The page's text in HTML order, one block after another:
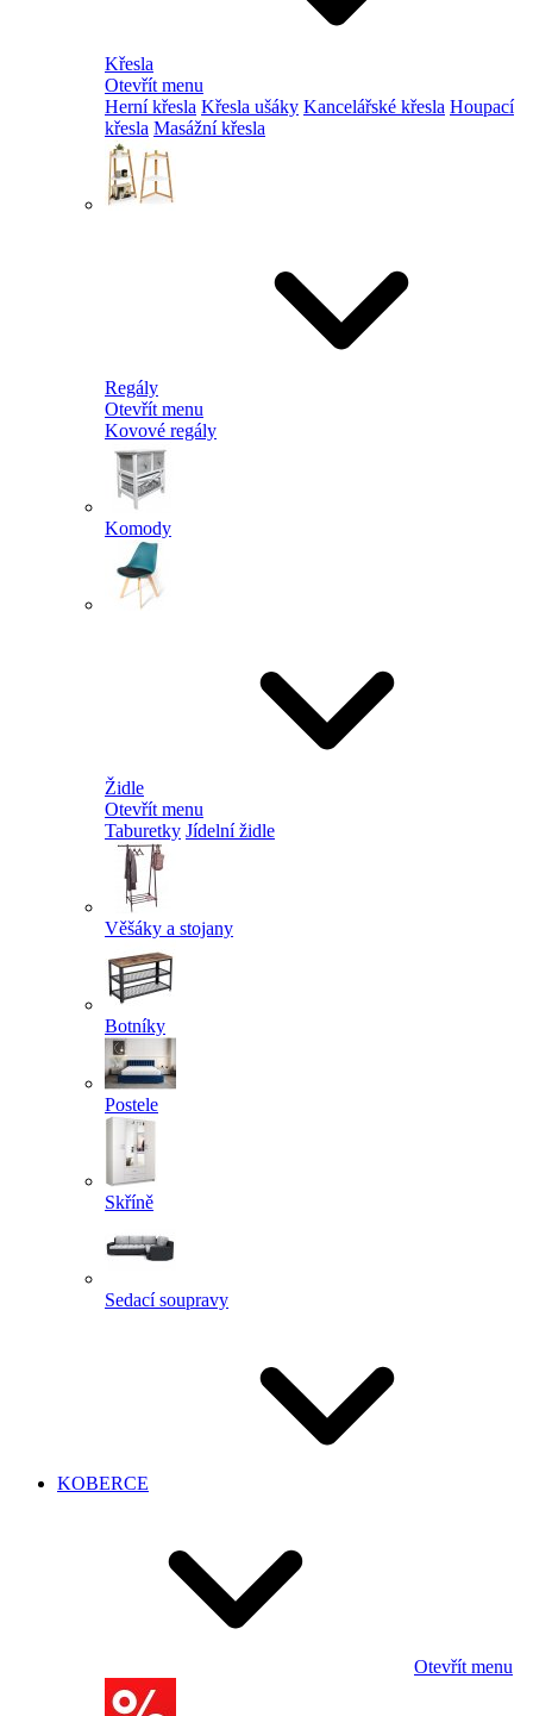
Křesla
Otevřít menu
Herní křesla Křesla ušáky Kancelářské křesla Houpací
křesla Masážní křesla
Regály
Otevřít menu
Kovové regály
Komody
Židle
Otevřít menu
Taburetky Jídelní židle
Věšáky a stojany
Botníky
Postele
Skříně
Sedací soupravy
KOBERCE
Otevřít menu